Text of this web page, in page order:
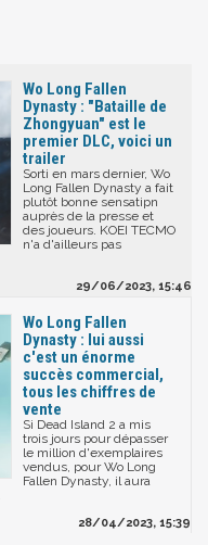
Wo Long Fallen
Dynasty : "Bataille de
Zhongyuan" est le
premier DLC, voici un
trailer
Sorti en mars dernier, Wo
Long Fallen Dynasty a fait
plutôt bonne sensatipn
auprès de la presse et
des joueurs. KOEI TECMO
n'a d'ailleurs pas
29/06/2023, 15:46
Wo Long Fallen
Dynasty : lui aussi
c'est un énorme
succès commercial,
tous les chiffres de
vente
Si Dead Island 2 a mis
trois jours pour dépasser
le million d'exemplaires
vendus, pour Wo Long
Fallen Dynasty, il aura
28/04/2023, 15:39